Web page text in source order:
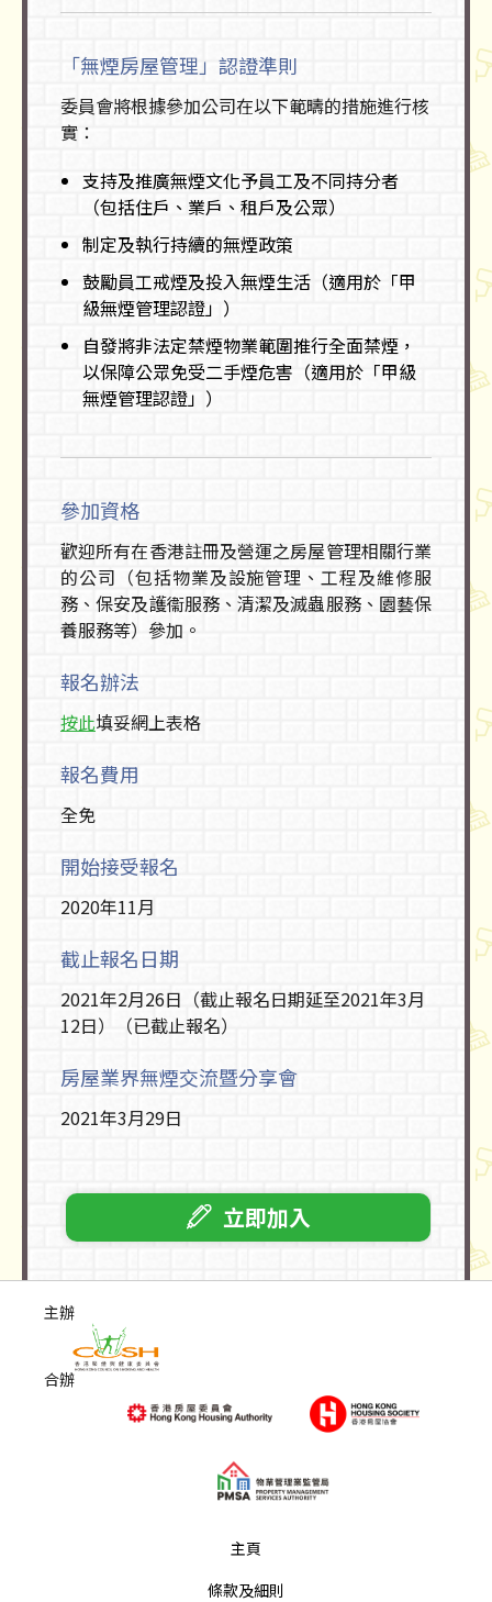
「無煙房屋管理」認證準則
委員會將根據參加公司在以下範疇的措施進行核
實：
支持及推廣無煙文化予員工及不同持分者
（包括住戶、業戶、租戶及公眾）
制定及執行持續的無煙政策
鼓勵員工戒煙及投入無煙生活（適用於「甲
級無煙管理認證」）
自發將非法定禁煙物業範圍推行全面禁煙，
以保障公眾免受二手煙危害（適用於「甲級
無煙管理認證」）
參加資格
歡迎所有在香港註冊及營運之房屋管理相關行業
的公司（包括物業及設施管理、工程及維修服
務、保安及護衞服務、清潔及滅蟲服務、園藝保
養服務等）參加。
報名辦法
按此填妥網上表格
報名費用
全免
開始接受報名
2020年11月
截止報名日期
2021年2月26日（截止報名日期延至2021年3月
12日）（已截止報名）
房屋業界無煙交流暨分享會
2021年3月29日
立即加入
主辦
合辦
主頁
條款及細則